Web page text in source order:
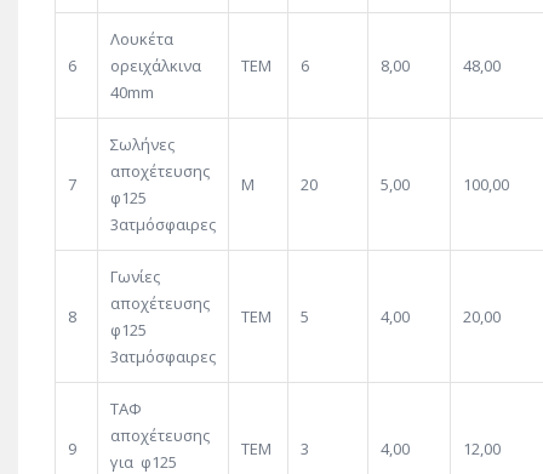
6
Λουκέτα
ορειχάλκινα
40mm
TEM 6 8,00 48,00
7
Σωλήνες
αποχέτευσης
φ125
3ατμόσφαιρες
Μ 20 5,00 100,00
8
Γωνίες
αποχέτευσης
φ125
3ατμόσφαιρες
ΤΕΜ 5 4,00 20,00
9
ΤΑΦ
αποχέτευσης
για φ125
ΤΕΜ 3 4,00 12,00